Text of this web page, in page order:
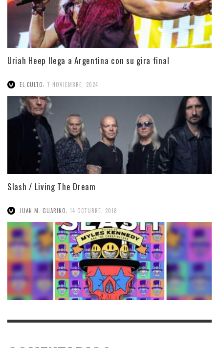
Uriah Heep llega a Argentina con su gira final
EL CULTO, 7 NOVIEMBRE, 2024
Slash / Living The Dream
JUAN M. GUARINO 14 OCTUBRE, 2018